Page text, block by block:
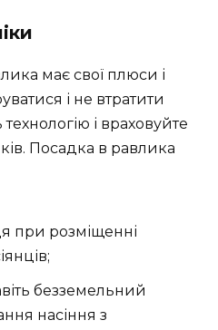
має свої плюси і
і не втратити
і враховуйте
Посадка в равлика
при розміщенні
безземельний
насіння з